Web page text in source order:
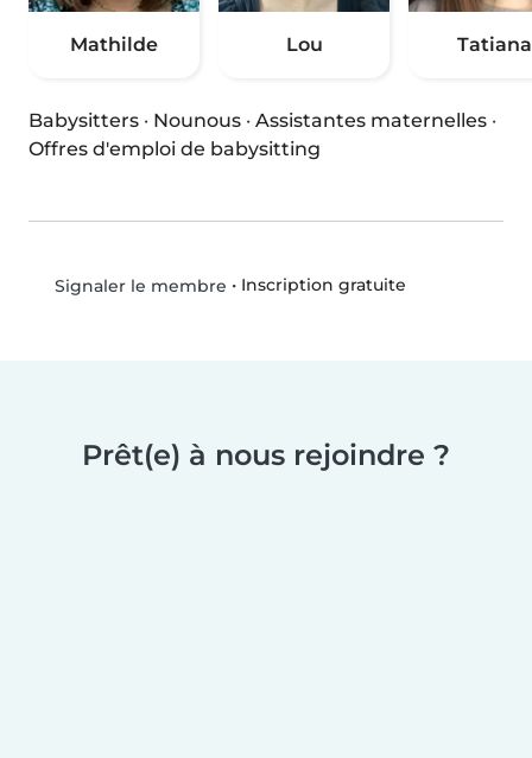
Mathilde Lou Tatiana
Babysitters · Nounous · Assistantes maternelles ·
Offres d'emploi de babysitting
Signaler le membre • Inscription gratuite
Prêt(e) à nous rejoindre ?